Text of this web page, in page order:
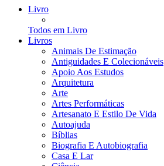
Livro
Todos em Livro
Livros
Animais De Estimação
Antiguidades E Colecionáveis
Apoio Aos Estudos
Arquitetura
Arte
Artes Performáticas
Artesanato E Estilo De Vida
Autoajuda
Bíblias
Biografia E Autobiografia
Casa E Lar